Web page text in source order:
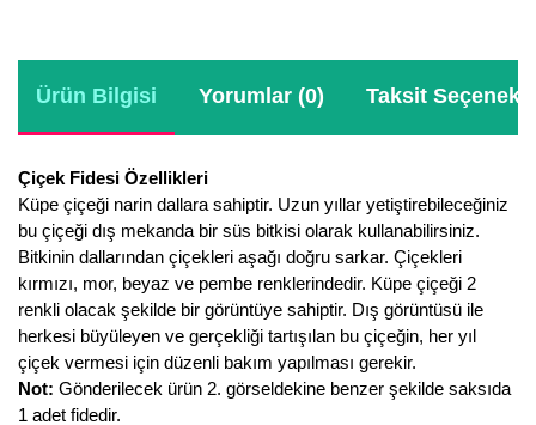
Ürün Bilgisi Yorumlar (0) Taksit
Çiçek Fidesi Özellikleri
Küpe çiçeği narin dallara sahiptir. Uzun yıllar yetiştirebileceğiniz
bu çiçeği dış mekanda bir süs bitkisi olarak kullanabilirsiniz.
Bitkinin dallarından çiçekleri aşağı doğru sarkar. Çiçekleri
kırmızı, mor, beyaz ve pembe renklerindedir. Küpe çiçeği 2
renkli olacak şekilde bir görüntüye sahiptir. Dış görüntüsü ile
herkesi büyüleyen ve gerçekliği tartışılan bu çiçeğin, her yıl
çiçek vermesi için düzenli bakım yapılması gerekir.
Not: Gönderilecek ürün 2. görseldekine benzer şekilde saksıda
1 adet fidedir.